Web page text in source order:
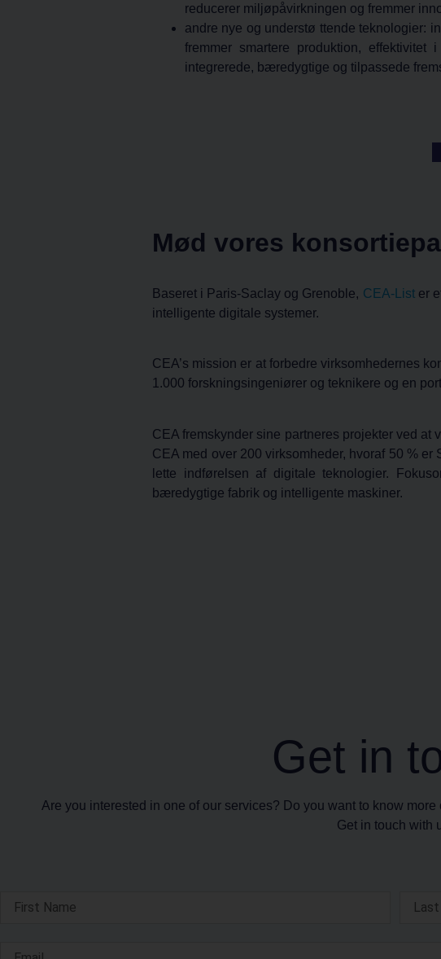
reducerer miljøpåvirkningen og fremmer
andre nye og understø ttendeteknologier:
fremmer smartere produktion,
integrerede, bæredygtige og tilpassede
Mød vores
Baseret i Paris-Saclay og Grenoble, CEA-List er
intelligente digitale systemer.
CEA’s mission er at forbedre virksomhedernes
1.000 forskningsingeniører og teknikere og en
CEA fremskynder sine partneres projekter ved
CEA med over 200 virksomheder, hvoraf 50 %
lette indførelsen af digitale teknologier.
bæredygtige fabrik og intelligente maskiner.
Get in
Are you interested in one of our services? Do you want to know
Get in touch with